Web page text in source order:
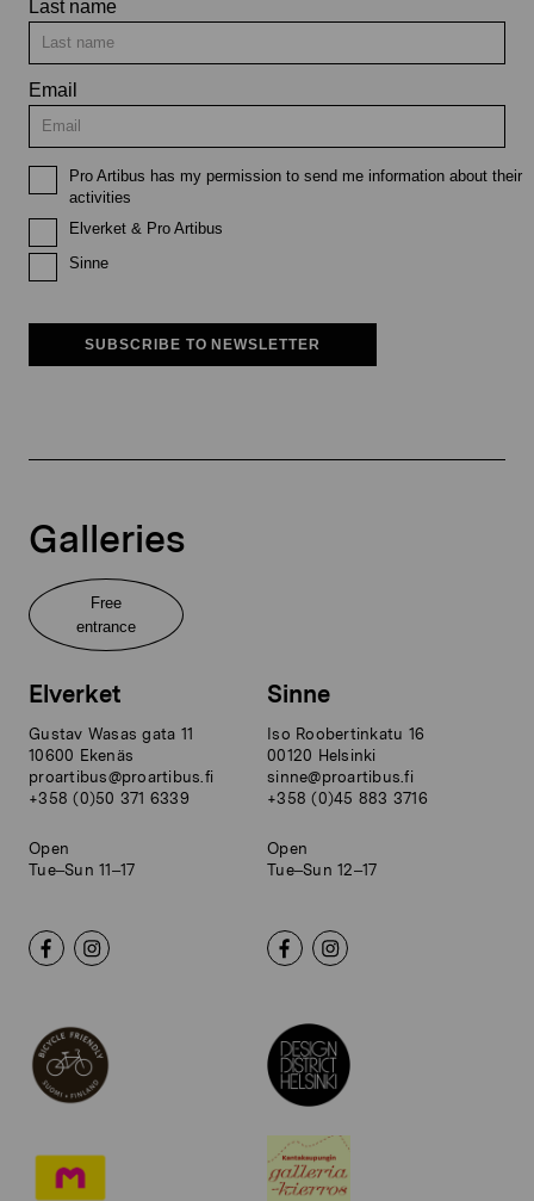
Last name
Email
Pro Artibus has my permission to send me information about their
activities
Elverket & Pro Artibus
Sinne
SUBSCRIBE TO NEWSLETTER
Galleries
Free
entrance
Elverket
Gustav Wasas gata 11
10600 Ekenäs
proartibus@proartibus.fi
+358 (0)50 371 6339
Open
Tue–Sun 11–17
Sinne
Iso Roobertinkatu 16
00120 Helsinki
sinne@proartibus.fi
+358 (0)45 883 3716
Open
Tue–Sun 12–17